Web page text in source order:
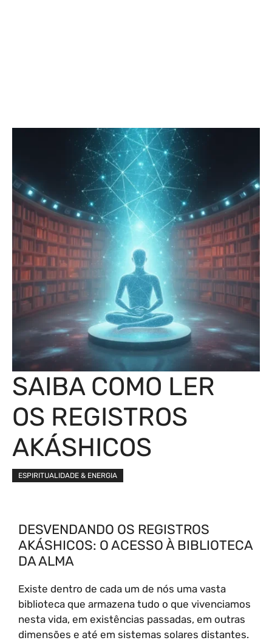
SAIBA COMO LER
OS REGISTROS
AKÁSHICOS
ESPIRITUALIDADE & ENERGIA
DESVENDANDO OS REGISTROS
AKÁSHICOS: O ACESSO À BIBLIOTECA
DA ALMA
Existe dentro de cada um de nós uma vasta
biblioteca que armazena tudo o que vivenciamos
nesta vida, em existências passadas, em outras
dimensões e até em sistemas solares distantes.